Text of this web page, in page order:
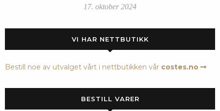
17. oktober 2024
VI HAR NETTBUTIKK
Bestill noe av utvalget vårt i nettbutikken vår costes.no
BESTILL VARER